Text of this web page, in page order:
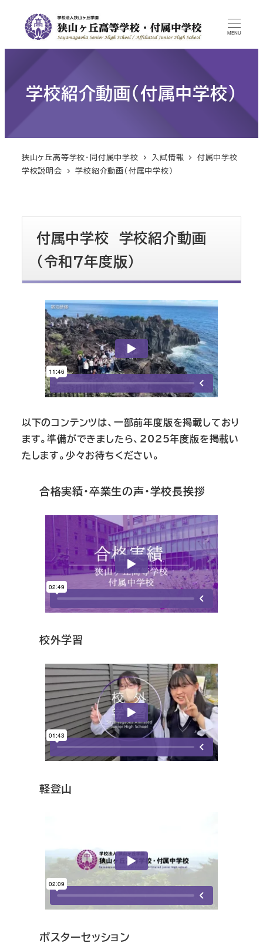
MENU
学校紹介動画（付属中学校）
狭山ヶ丘高等学校・同付属中学校 入試情報
付属中学校
学校説明会
学校紹介動画（付属中学校）
付属中学校 学校紹介動画
（令和7年度版）
以下のコンテンツは、一部前年度版を掲載しており
ます。準備ができましたら、2025年度版を掲載い
たします。少々お待ちください。
合格実績・卒業生の声・学校長挨拶
校外学習
軽登山
ポスターセッション